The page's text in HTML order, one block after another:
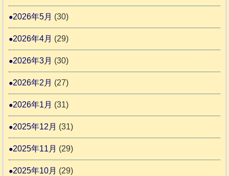
4
預
支
ま
2026年5月 (30)
2026年4月 (29)
2026年3月 (30)
2026年2月 (27)
2026年1月 (31)
2025年12月 (31)
2025年11月 (29)
2025年10月 (29)